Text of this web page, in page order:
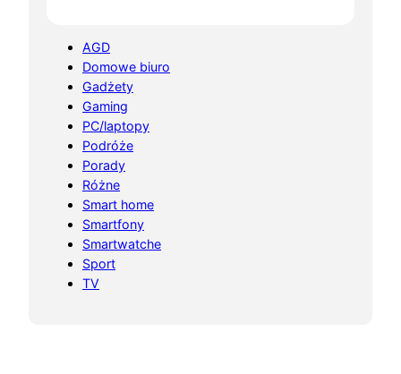
AGD
Domowe biuro
Gadżety
Gaming
PC/laptopy
Podróże
Porady
Różne
Smart home
Smartfony
Smartwatche
Sport
TV